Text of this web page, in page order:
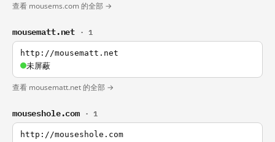
查看 mousems.com 的全部 →
mousematt.net · 1
http://mousematt.net
未屏蔽
查看 mousematt.net 的全部 →
mouseshole.com · 1
http://mouseshole.com